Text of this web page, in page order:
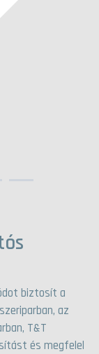
biztosít a
az
T&T
és megfelel